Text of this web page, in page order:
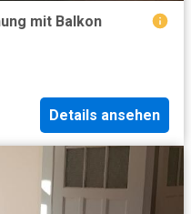
mit Balkon
Details ansehen